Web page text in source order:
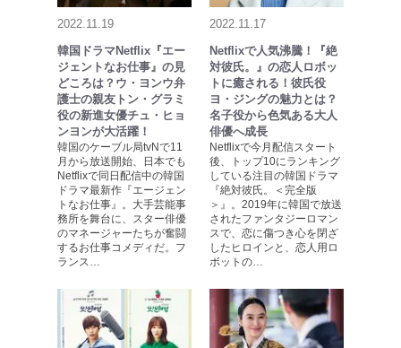
2022.11.19
韓国ドラマNetflix『エー
ジェントなお仕事』の見
どころは？ウ・ヨンウ弁
護士の親友トン・グラミ
役の新進女優チュ・ヒョ
ンヨンが大活躍！
韓国のケーブル局tvNで11
月から放送開始、日本でも
Netflixで同日配信中の韓国
ドラマ最新作『エージェン
トなお仕事』。大手芸能事
務所を舞台に、スター俳優
のマネージャーたちが奮闘
するお仕事コメディだ。フ
ランス…
2022.11.17
Netflixで人気沸騰！『絶
対彼氏。』の恋人ロボッ
トに癒される！彼氏役
ヨ・ジングの魅力とは？
名子役から色気ある大人
俳優へ成長
Netflixで今月配信スタート
後、トップ10にランキング
している注目の韓国ドラマ
『絶対彼氏。＜完全版
＞』。2019年に韓国で放送
されたファンタジーロマン
スで、恋に傷つき心を閉ざ
したヒロインと、恋人用ロ
ボットの…